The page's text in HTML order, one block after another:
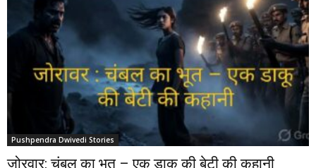
Pushpendra Dwivedi Stories
जोरवार: चंबल का भूत – एक डाकू की बेटी की कहानी